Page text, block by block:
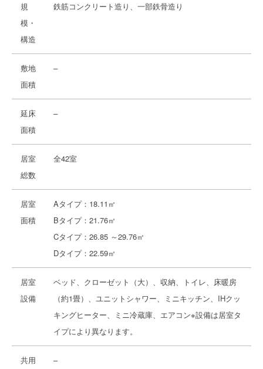
規
模・
構造
鉄筋コンクリート造り、一部鉄骨造り
敷地
面積
–
延床
面積
–
居室
総数
全42室
居室
面積
Aタイプ：18.11㎡
Bタイプ：21.76㎡
Cタイプ：26.85 ～29.76㎡
Dタイプ：22.59㎡
居室
設備
ベッド、クローゼット（大）、収納、トイレ、床暖房
（約1畳）、ユニットシャワー、ミニキッチン、IHクッ
キングヒーター、ミニ冷蔵庫、エアコン※設備は居室タ
イプにより異なります。
共用 –